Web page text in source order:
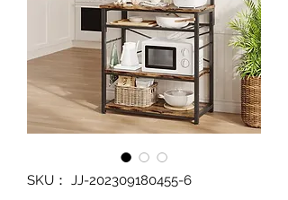
SKU： JJ-202309180455-6